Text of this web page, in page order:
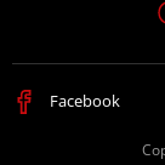
Facebook